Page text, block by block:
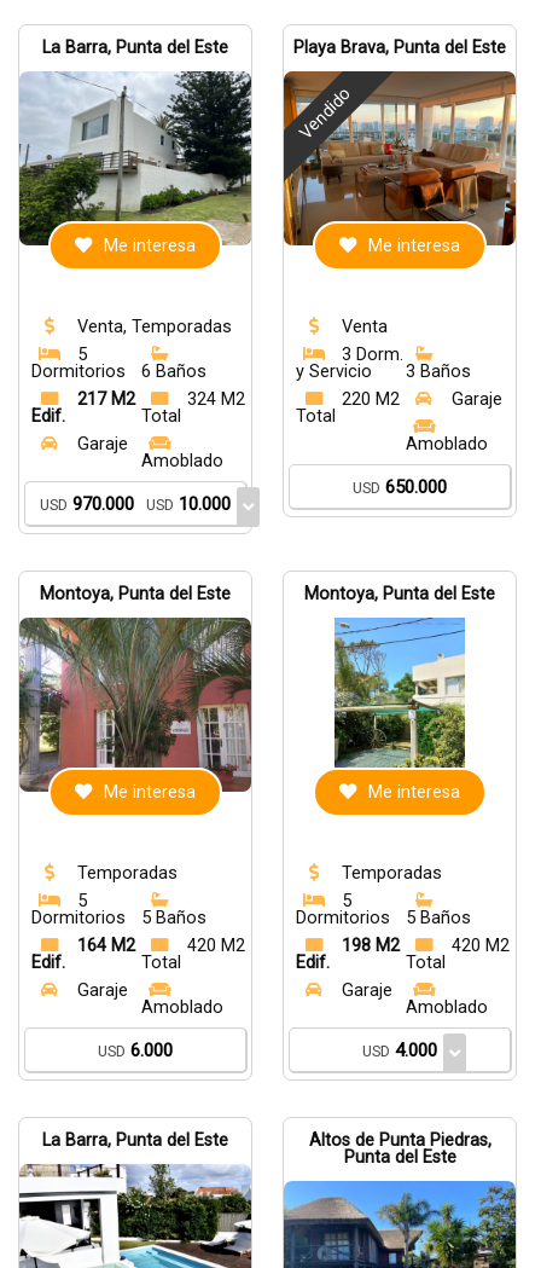
La Barra, Punta del Este
Me interesa
Venta, Temporadas
5
Dormitorios
6 Baños
217 M2
Edif.
324 M2
Total
Garaje
Amoblado
USD 970.000 USD 10.000
Playa Brava, Punta del Este
Vendido
Me interesa
Venta
3 Dorm.
y Servicio
3 Baños
220 M2
Total
Garaje
Amoblado
USD 650.000
Montoya, Punta del Este
Me interesa
Temporadas
5
Dormitorios
5 Baños
164 M2
Edif.
420 M2
Total
Garaje
Amoblado
USD 6.000
Montoya, Punta del Este
Me interesa
Temporadas
5
Dormitorios
5 Baños
198 M2
Edif.
420 M2
Total
Garaje
Amoblado
USD 4.000
La Barra, Punta del Este
Altos de Punta Piedras,
Punta del Este